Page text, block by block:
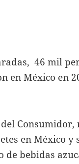
46 mil
en México en
Consumidor,
en México y
de bebidas